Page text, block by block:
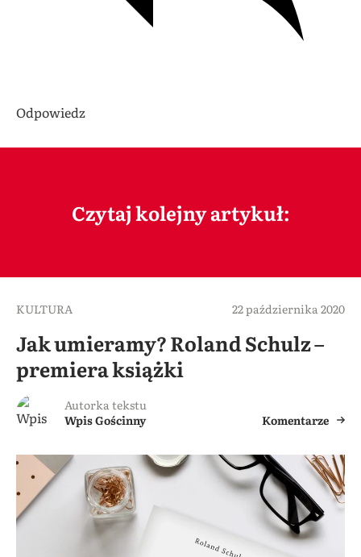
Odpowiedz
Czytaj kolejny artykuł:
KULTURA 22 października 2020
Jak umieramy? Roland Schulz –
premiera książki
Autorka tekstu
Wpis Gościnny
Komentarze